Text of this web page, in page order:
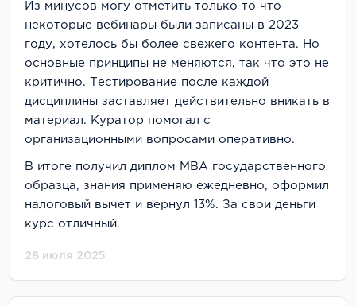
Из минусов могу отметить только то что
некоторые вебинары были записаны в 2023
году, хотелось бы более свежего контента. Но
основные принципы не меняются, так что это не
критично. Тестирование после каждой
дисциплины заставляет действительно вникать в
материал. Куратор помогал с
организационными вопросами оперативно.
В итоге получил диплом MBA государственного
образца, знания применяю ежедневно, оформил
налоговый вычет и вернул 13%. За свои деньги
курс отличный.
28 июля 2025